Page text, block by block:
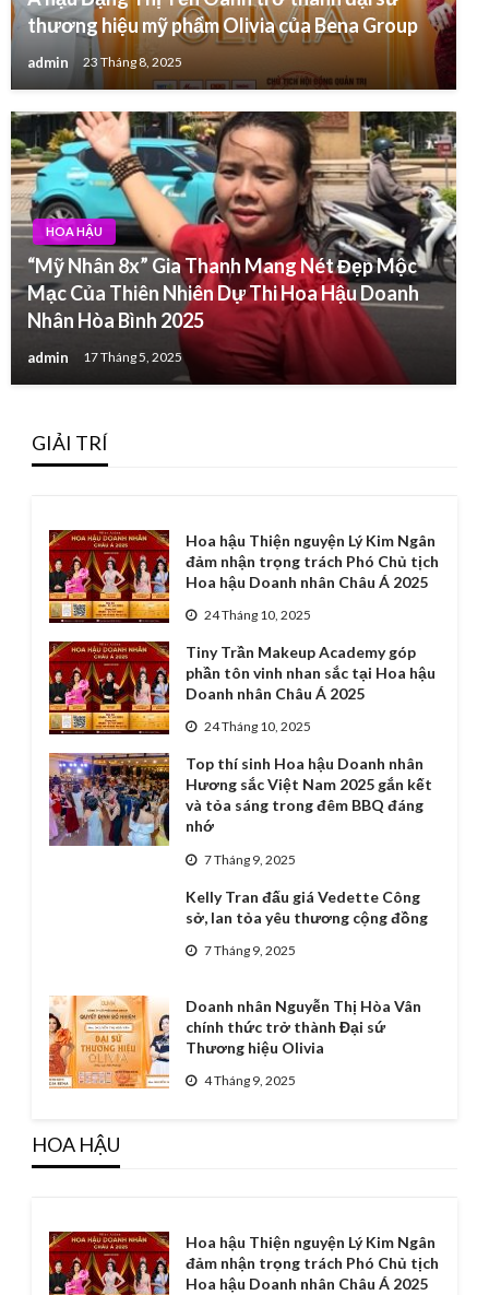
thương hiệu mỹ phẩm Olivia của Bena Group
admin 23 Tháng 8, 2025
HOA HẬU
“Mỹ Nhân 8x” Gia Thanh Mang Nét Đẹp Mộc
Mạc Của Thiên Nhiên Dự Thi Hoa Hậu Doanh
Nhân Hòa Bình 2025
admin 17 Tháng 5, 2025
GIẢI TRÍ
Hoa hậu Thiện nguyện Lý Kim Ngân
đảm nhận trọng trách Phó Chủ tịch
Hoa hậu Doanh nhân Châu Á 2025
24 Tháng 10, 2025
Tiny Trần Makeup Academy góp
phần tôn vinh nhan sắc tại Hoa hậu
Doanh nhân Châu Á 2025
24 Tháng 10, 2025
Top thí sinh Hoa hậu Doanh nhân
Hương sắc Việt Nam 2025 gắn kết
và tỏa sáng trong đêm BBQ đáng
nhớ
7 Tháng 9, 2025
Kelly Tran đấu giá Vedette Công
sở, lan tỏa yêu thương cộng đồng
7 Tháng 9, 2025
Doanh nhân Nguyễn Thị Hòa Vân
chính thức trở thành Đại sứ
Thương hiệu Olivia
4 Tháng 9, 2025
HOA HẬU
Hoa hậu Thiện nguyện Lý Kim Ngân
đảm nhận trọng trách Phó Chủ tịch
Hoa hậu Doanh nhân Châu Á 2025